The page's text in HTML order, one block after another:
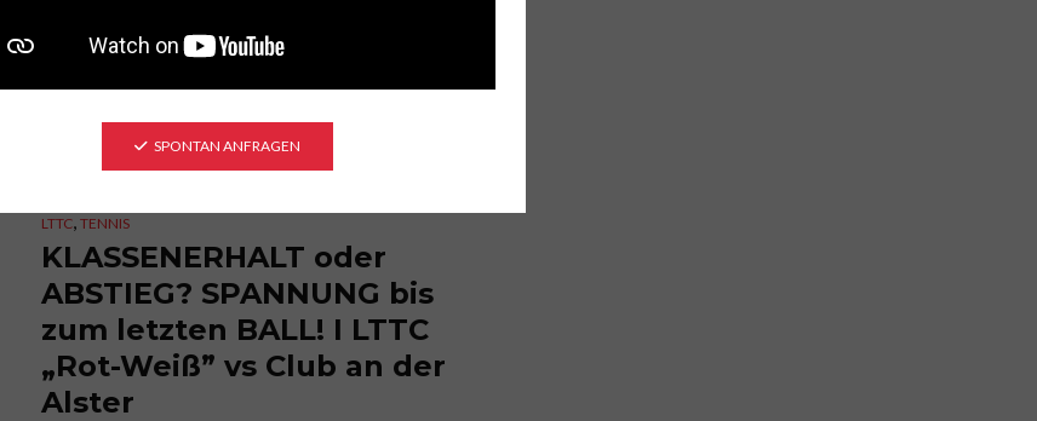
LTTC,TENNIS
KLASSENERHALT oder
ABSTIEG? SPANNUNG bis
zum letzten BALL! I LTTC
„Rot-Weiß” vs Club an der
Alster
SPONTAN ANFRAGEN